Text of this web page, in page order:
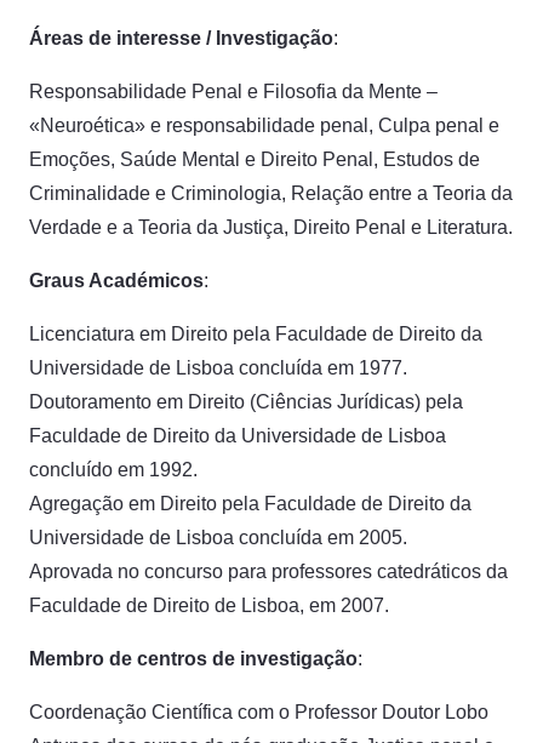
Áreas de interesse / Investigação:
Responsabilidade Penal e Filosofia da Mente –
«Neuroética» e responsabilidade penal, Culpa penal e
Emoções, Saúde Mental e Direito Penal, Estudos de
Criminalidade e Criminologia, Relação entre a Teoria da
Verdade e a Teoria da Justiça, Direito Penal e Literatura.
Graus Académicos:
Licenciatura em Direito pela Faculdade de Direito da
Universidade de Lisboa concluída em 1977.
Doutoramento em Direito (Ciências Jurídicas) pela
Faculdade de Direito da Universidade de Lisboa
concluído em 1992.
Agregação em Direito pela Faculdade de Direito da
Universidade de Lisboa concluída em 2005.
Aprovada no concurso para professores catedráticos da
Faculdade de Direito de Lisboa, em 2007.
Membro de centros de investigação:
Coordenação Científica com o Professor Doutor Lobo